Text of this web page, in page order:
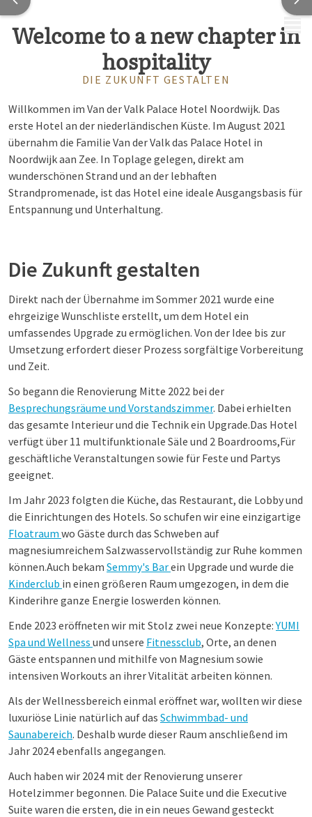
Welcome to a new chapter in
hospitality
DIE ZUKUNFT GESTALTEN
Willkommen im Van der Valk Palace Hotel Noordwijk. Das
erste Hotel an der niederländischen Küste. Im August 2021
übernahm die Familie Van der Valk das Palace Hotel in
Noordwijk aan Zee. In Toplage gelegen, direkt am
wunderschönen Strand und an der lebhaften
Strandpromenade, ist das Hotel eine ideale Ausgangsbasis für
Entspannung und Unterhaltung.
Die Zukunft gestalten
Direkt nach der Übernahme im Sommer 2021 wurde eine
ehrgeizige Wunschliste erstellt, um dem Hotel ein
umfassendes Upgrade zu ermöglichen. Von der Idee bis zur
Umsetzung erfordert dieser Prozess sorgfältige Vorbereitung
und Zeit.
So begann die Renovierung Mitte 2022 bei der
Besprechungsräume und Vorstandszimmer. Dabei erhielten
das gesamte Interieur und die Technik ein Upgrade.Das Hotel
verfügt über 11 multifunktionale Säle und 2 Boardrooms,Für
geschäftliche Veranstaltungen sowie für Feste und Partys
geeignet.
Im Jahr 2023 folgten die Küche, das Restaurant, die Lobby und
die Einrichtungen des Hotels. So schufen wir eine einzigartige
Floatraum wo Gäste durch das Schweben auf
magnesiumreichem Salzwasservollständig zur Ruhe kommen
können.Auch bekam Semmy's Barein Upgrade und wurde die
Kinderclub in einen größeren Raum umgezogen, in dem die
Kinderihre ganze Energie loswerden können.
Ende 2023 eröffneten wir mit Stolz zwei neue Konzepte:YUMI
Spa und Wellness und unsere Fitnessclub, Orte, an denen
Gäste entspannen und mithilfe von Magnesium sowie
intensiven Workouts an ihrer Vitalität arbeiten können.
Als der Wellnessbereich einmal eröffnet war, wollten wir diese
luxuriöse Linie natürlich auf das Schwimmbad- und
Saunabereich. Deshalb wurde dieser Raum anschließend im
Jahr 2024 ebenfalls angegangen.
Auch haben wir 2024 mit der Renovierung unserer
Hotelzimmer begonnen. Die Palace Suite und die Executive
Suite waren die ersten, die in ein neues Gewand gesteckt